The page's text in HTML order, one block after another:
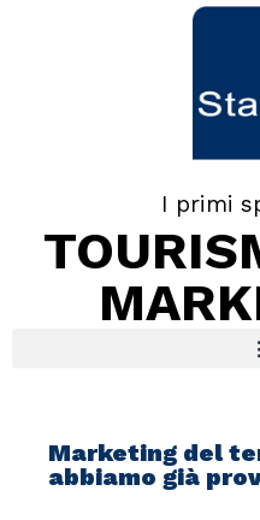
I primi
Marketing del
abbiamo già